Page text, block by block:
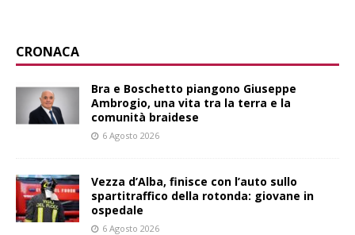
CRONACA
Bra e Boschetto piangono Giuseppe
Ambrogio, una vita tra la terra e la
comunità braidese
6 Agosto 2026
Vezza d’Alba, finisce con l’auto sullo
spartitraffico della rotonda: giovane in
ospedale
6 Agosto 2026